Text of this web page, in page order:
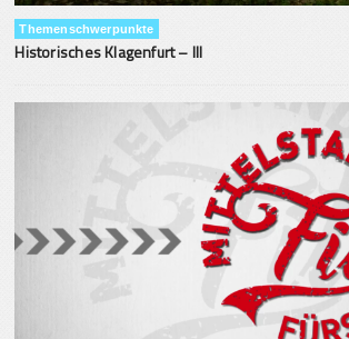
Themenschwerpunkte
Historisches Klagenfurt – III